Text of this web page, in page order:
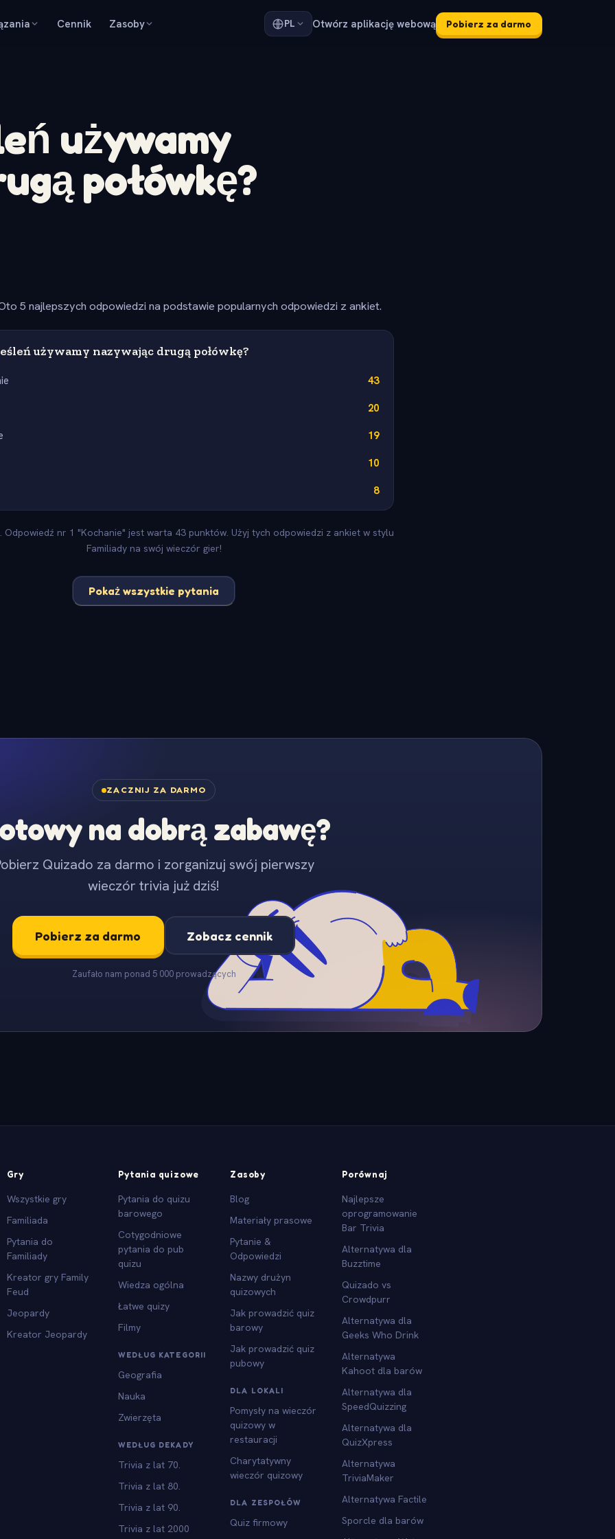
Cennik Zasoby PL Otwórz aplikację webową Pobierz za darmo
używamy
połówkę?
5 najlepszych odpowiedzi na podstawie popularnych odpowiedzi z ankiet.
używamy nazywając drugą połówkę?
43
20
19
10
8
Odpowiedź nr 1 "Kochanie" jest warta 43 punktów. Użyj tych odpowiedzi z ankiet w stylu
Familiady na swój wieczór gier!
Pokaż wszystkie pytania
ZACZNIJ ZA DARMO
na dobrą zabawę?
Quizado za darmo i zorganizuj swój pierwszy
wieczór trivia już dziś!
Pobierz za darmo Zobacz cennik
Zaufało nam ponad 5 000 prowadzących
Gry
Wszystkie gry
Familiada
Pytania do
Familiady
Kreator gry Family
Feud
Jeopardy
Kreator Jeopardy
Pytania quizowe
Pytania do quizu
barowego
Cotygodniowe
pytania do pub
quizu
Wiedza ogólna
Łatwe quizy
Filmy
WEDŁUG KATEGORII
Geografia
Nauka
Zwierzęta
WEDŁUG DEKADY
Trivia z lat 70.
Trivia z lat 80.
Trivia z lat 90.
Trivia z lat 2000
Zasoby
Blog
Materiały prasowe
Pytanie &
Odpowiedzi
Nazwy drużyn
quizowych
Jak prowadzić quiz
barowy
Jak prowadzić quiz
pubowy
DLA LOKALI
Pomysły na wieczór
quizowy w
restauracji
Charytatywny
wieczór quizowy
DLA ZESPOŁÓW
Quiz firmowy
Porównaj
Najlepsze
oprogramowanie
Bar Trivia
Alternatywa dla
Buzztime
Quizado vs
Crowdpurr
Alternatywa dla
Geeks Who Drink
Alternatywa
Kahoot dla barów
Alternatywa dla
SpeedQuizzing
Alternatywa dla
QuizXpress
Alternatywa
TriviaMaker
Alternatywa Factile
Sporcle dla barów